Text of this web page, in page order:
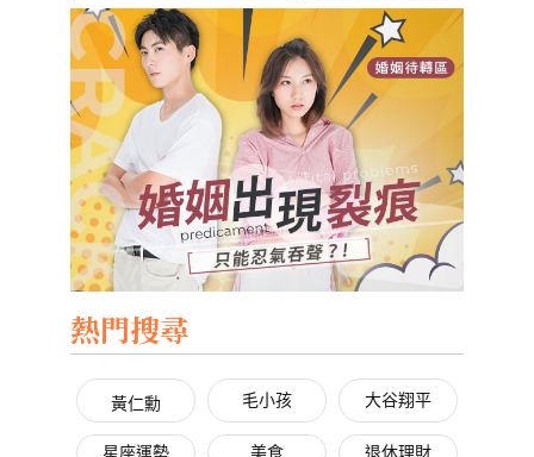
熱門搜尋
黃仁勳 毛小孩 大谷翔平
星座運勢 美食 退休理財